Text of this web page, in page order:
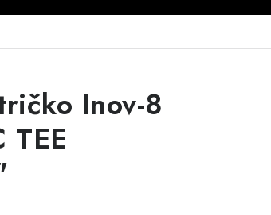
Inov-8
TEE